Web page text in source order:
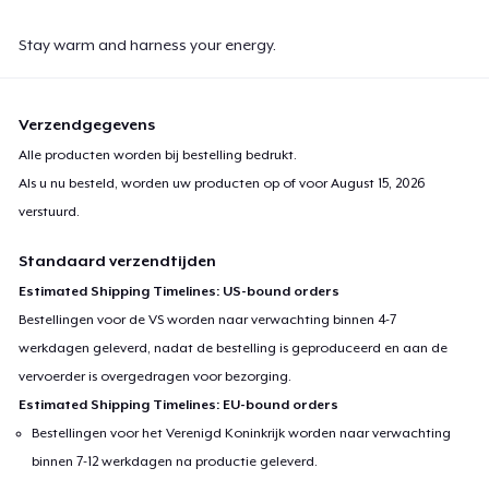
Stay warm and harness your energy.
Verzendgegevens
Alle producten worden bij bestelling bedrukt.
Als u nu besteld, worden uw producten op of voorAugust 15, 2026
verstuurd.
Standaard verzendtijden
Estimated Shipping Timelines: US-bound orders
Bestellingen voor de VS worden naar verwachting binnen 4-7
werkdagen geleverd, nadat de bestelling is geproduceerd en aan de
vervoerder is overgedragen voor bezorging.
Estimated Shipping Timelines: EU-bound orders
Bestellingen voor het Verenigd Koninkrijk worden naar verwachting
binnen 7-12 werkdagen na productie geleverd.